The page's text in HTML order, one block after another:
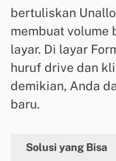
bertuliskan
membuat volume
layar. Di layar
huruf drive dan
demikian, Anda
baru.
Solusi yang Bisa